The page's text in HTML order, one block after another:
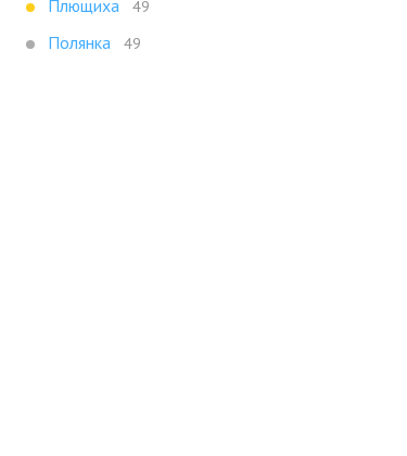
Плющиха 49
Полянка 49